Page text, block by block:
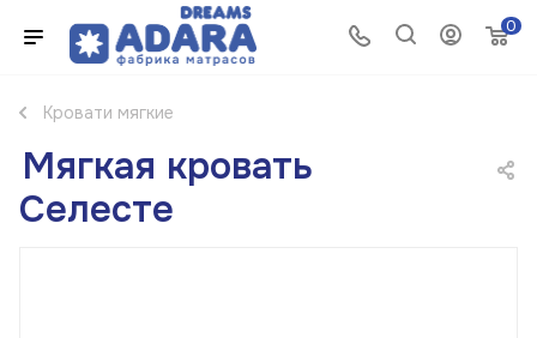
0
Кровати мягкие
Мягкая кровать
Селесте